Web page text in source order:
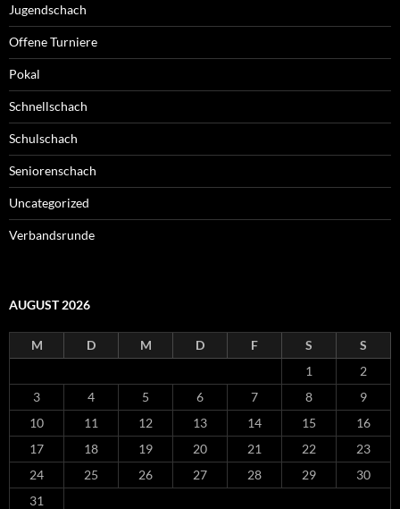
Jugendschach
Offene Turniere
Pokal
Schnellschach
Schulschach
Seniorenschach
Uncategorized
Verbandsrunde
AUGUST 2026
M D M D F S
S
1
2
3
4 5 6 7 8
9
10
11 12 13 14 15
16
17
18 19 20 21 22
23
24
25 26 27 28 29
30
31